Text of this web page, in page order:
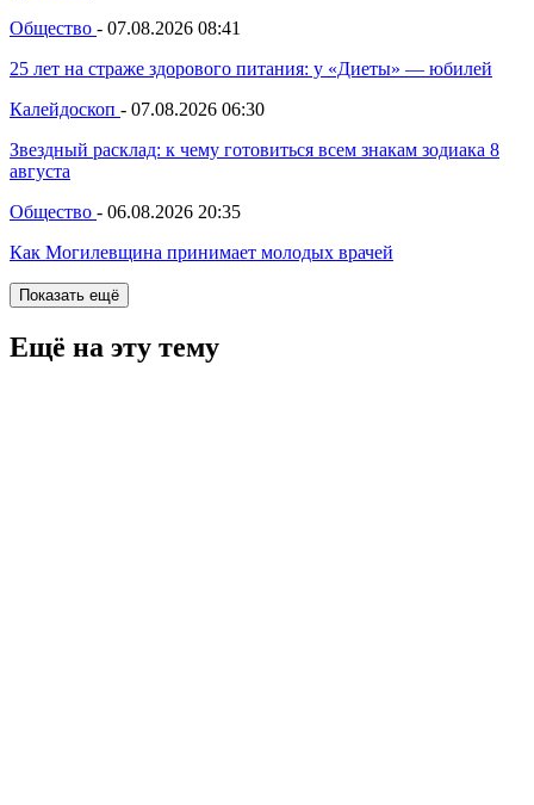
Общество - 07.08.2026 08:41
25 лет на страже здорового питания: у «Диеты» — юбилей
Калейдоскоп - 07.08.2026 06:30
Звездный расклад: к чему готовиться всем знакам зодиака 8
августа
Общество - 06.08.2026 20:35
Как Могилевщина принимает молодых врачей
Показать ещё
Ещё на эту тему